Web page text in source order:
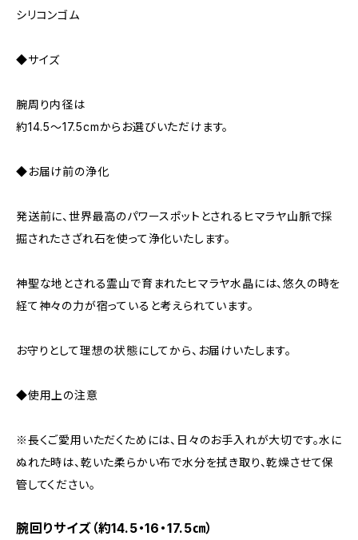
シリコンゴム
◆サイズ
腕周り内径は
約14.5～17.5cmからお選びいただけます。
◆お届け前の浄化
発送前に、世界最高のパワースポットとされるヒマラヤ山脈で採
掘されたさざれ石を使って浄化いたします。
神聖な地とされる霊山で育まれたヒマラヤ水晶には、悠久の時を
経て神々の力が宿っていると考えられています。
お守りとして理想の状態にしてから、お届けいたします。
◆使用上の注意
※長くご愛用いただくためには、日々のお手入れが大切です。水に
ぬれた時は、乾いた柔らかい布で水分を拭き取り、乾燥させて保
管してください。
腕回りサイズ（約14.5・16・17.5㎝）